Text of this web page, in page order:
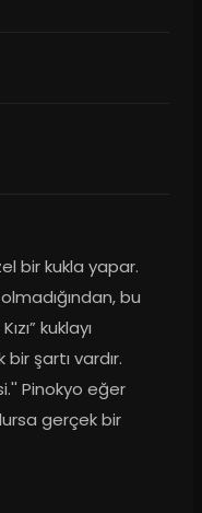
bir kukla yapar.
bu
kuklayı
bir şartı vardır.
Pinokyo eğer
gerçek bir